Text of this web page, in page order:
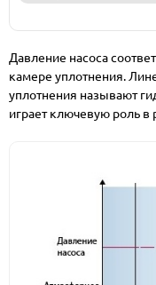
Давление насоса
камере уплотнения.
уплотнения называют
играет ключевую роль в